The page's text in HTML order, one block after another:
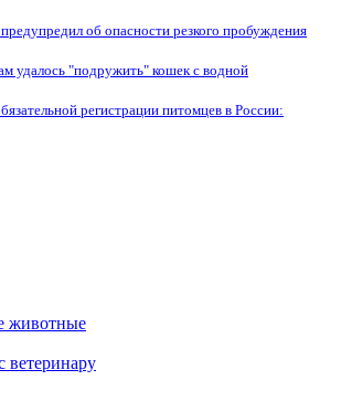
об опасности резкого пробуждения
удалось "подружить" кошек с водной
регистрации питомцев в России:
животные
ветеринару